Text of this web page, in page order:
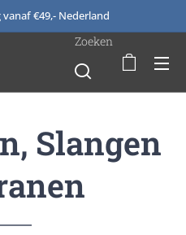
€49,- Nederland
Zoeken
Slangen